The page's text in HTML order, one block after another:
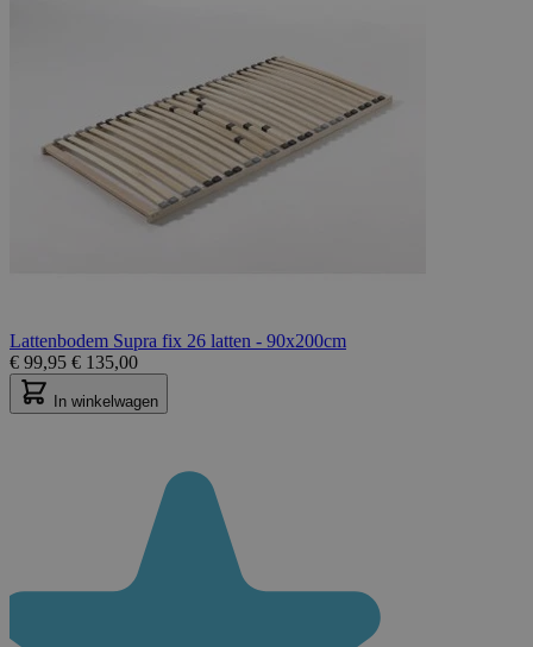
Lattenbodem Supra fix 26 latten - 90x200cm
€ 99,95 € 135,00
In winkelwagen